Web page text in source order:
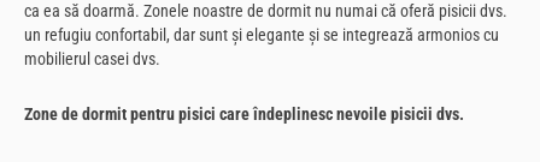
ca ea să doarmă. Zonele noastre de dormit nu numai că oferă pisicii dvs.
un refugiu confortabil, dar sunt și elegante și se integrează armonios cu
mobilierul casei dvs.
Zone de dormit pentru pisici care îndeplinesc nevoile pisicii dvs.